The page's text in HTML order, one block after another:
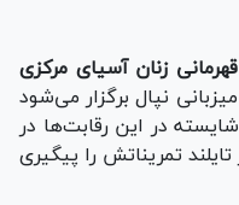
قهرمانی زنان آسیای مرکزی
نپال برگزار می‌شود
در این رقابت‌ها در
تمریناتش را پیگیری